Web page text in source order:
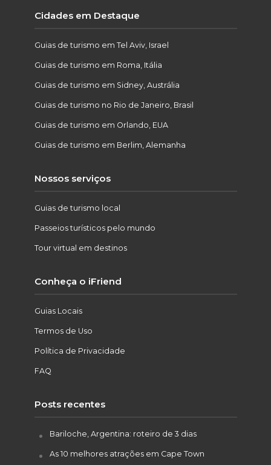
Cidades em Destaque
Guias de turismo em Tel Aviv, Israel
Guias de turismo em Roma, Itália
Guias de turismo em Sidney, Austrália
Guias de turismo no Rio de Janeiro, Brasil
Guias de turismo em Orlando, EUA
Guias de turismo em Berlim, Alemanha
Nossos serviços
Guias de turismo local
Passeios turísticos pelo mundo
Tour virtual em destinos
Conheça o iFriend
Guias Locais
Termos de Uso
Política de Privacidade
FAQ
Posts recentes
Bariloche, Argentina: roteiro de 3 dias
As 10 melhores atrações em Cape Town